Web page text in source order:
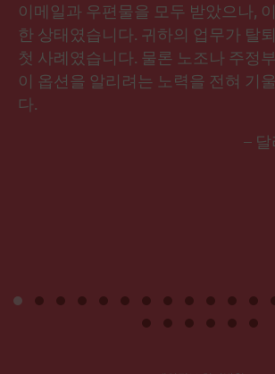
이메일과 우편물을 모두 받았으나,
한 상태였습니다. 귀하의 업무가 탈
첫 사례였습니다. 물론 노조나 주정
이 옵션을 알리려는 노력을 전혀 기
다.
–